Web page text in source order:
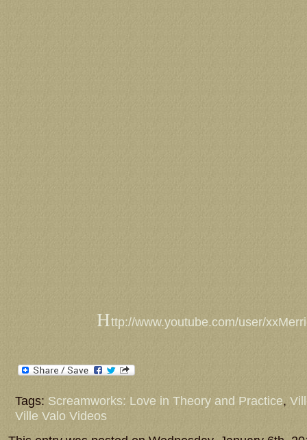
Http://www.youtube.com/user/
Tags: Screamworks: Love in Theory and Practice,
Ville Valo Videos